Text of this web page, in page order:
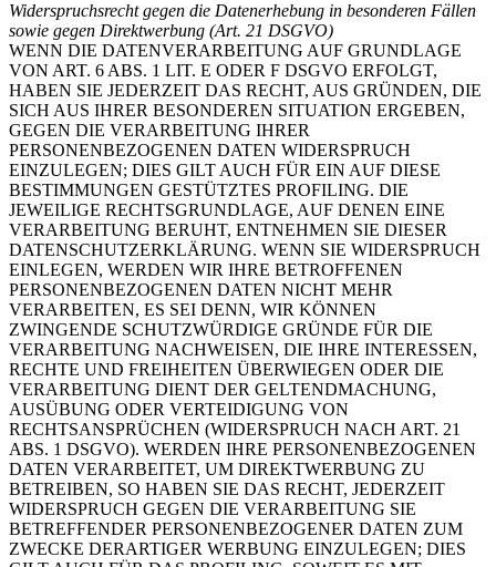
Widerspruchsrecht gegen die Datenerhebung in besonderen Fällen
sowie gegen Direktwerbung (Art. 21 DSGVO)
WENN DIE DATENVERARBEITUNG AUF GRUNDLAGE
VON ART. 6 ABS. 1 LIT. E ODER F DSGVO ERFOLGT,
HABEN SIE JEDERZEIT DAS RECHT, AUS GRÜNDEN, DIE
SICH AUS IHRER BESONDEREN SITUATION ERGEBEN,
GEGEN DIE VERARBEITUNG IHRER
PERSONENBEZOGENEN DATEN WIDERSPRUCH
EINZULEGEN; DIES GILT AUCH FÜR EIN AUF DIESE
BESTIMMUNGEN GESTÜTZTES PROFILING. DIE
JEWEILIGE RECHTSGRUNDLAGE, AUF DENEN EINE
VERARBEITUNG BERUHT, ENTNEHMEN SIE DIESER
DATENSCHUTZERKLÄRUNG. WENN SIE WIDERSPRUCH
EINLEGEN, WERDEN WIR IHRE BETROFFENEN
PERSONENBEZOGENEN DATEN NICHT MEHR
VERARBEITEN, ES SEI DENN, WIR KÖNNEN
ZWINGENDE SCHUTZWÜRDIGE GRÜNDE FÜR DIE
VERARBEITUNG NACHWEISEN, DIE IHRE INTERESSEN,
RECHTE UND FREIHEITEN ÜBERWIEGEN ODER DIE
VERARBEITUNG DIENT DER GELTENDMACHUNG,
AUSÜBUNG ODER VERTEIDIGUNG VON
RECHTSANSPRÜCHEN (WIDERSPRUCH NACH ART. 21
ABS. 1 DSGVO). WERDEN IHRE PERSONENBEZOGENEN
DATEN VERARBEITET, UM DIREKTWERBUNG ZU
BETREIBEN, SO HABEN SIE DAS RECHT, JEDERZEIT
WIDERSPRUCH GEGEN DIE VERARBEITUNG SIE
BETREFFENDER PERSONENBEZOGENER DATEN ZUM
ZWECKE DERARTIGER WERBUNG EINZULEGEN; DIES